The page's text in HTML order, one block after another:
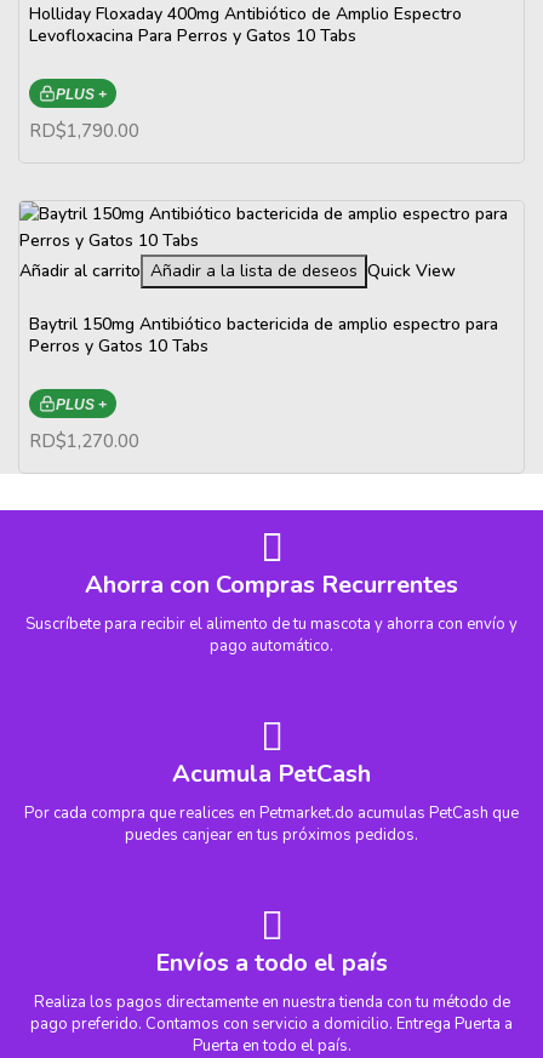
Holliday Floxaday 400mg Antibiótico de Amplio Espectro
Levofloxacina Para Perros y Gatos 10 Tabs
PLUS +
RD$1,790.00
Añadir al carrito Añadir a la lista de deseos Quick View
Baytril 150mg Antibiótico bactericida de amplio espectro para
Perros y Gatos 10 Tabs
PLUS +
RD$1,270.00
Ahorra con Compras Recurrentes
Suscríbete para recibir el alimento de tu mascota y ahorra con envío y
pago automático.
Acumula PetCash
Por cada compra que realices en Petmarket.do acumulas PetCash que
puedes canjear en tus próximos pedidos.
Envíos a todo el país
Realiza los pagos directamente en nuestra tienda con tu método de
pago preferido. Contamos con servicio a domicilio. Entrega Puerta a
Puerta en todo el país.